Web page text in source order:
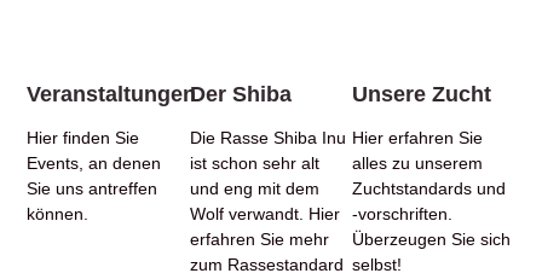
Veranstaltungen
Hier finden Sie
Events, an denen
Sie uns antreffen
können.
Der Shiba
Die Rasse Shiba Inu
ist schon sehr alt
und eng mit dem
Wolf verwandt. Hier
erfahren Sie mehr
zum Rassestandard
Unsere Zucht
Hier erfahren Sie
alles zu unserem
Zuchtstandards und
-vorschriften.
Überzeugen Sie sich
selbst!